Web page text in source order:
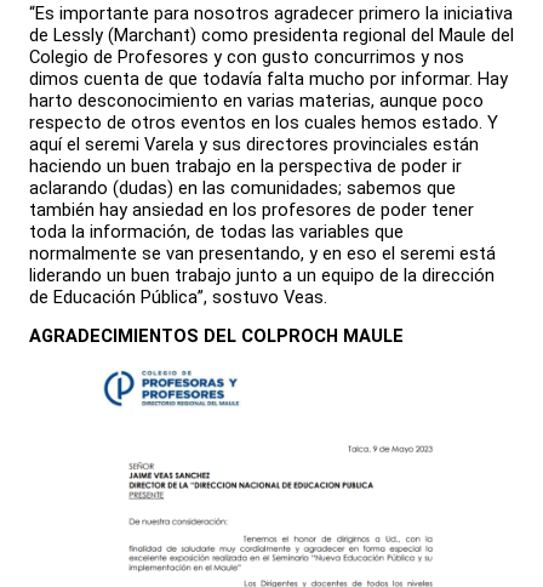
“Es importante para nosotros agradecer primero la iniciativa
de Lessly (Marchant) como presidenta regional del Maule del
Colegio de Profesores y con gusto concurrimos y nos
dimos cuenta de que todavía falta mucho por informar. Hay
harto desconocimiento en varias materias, aunque poco
respecto de otros eventos en los cuales hemos estado. Y
aquí el seremi Varela y sus directores provinciales están
haciendo un buen trabajo en la perspectiva de poder ir
aclarando (dudas) en las comunidades; sabemos que
también hay ansiedad en los profesores de poder tener
toda la información, de todas las variables que
normalmente se van presentando, y en eso el seremi está
liderando un buen trabajo junto a un equipo de la dirección
de Educación Pública”, sostuvo Veas.
AGRADECIMIENTOS DEL COLPROCH MAULE